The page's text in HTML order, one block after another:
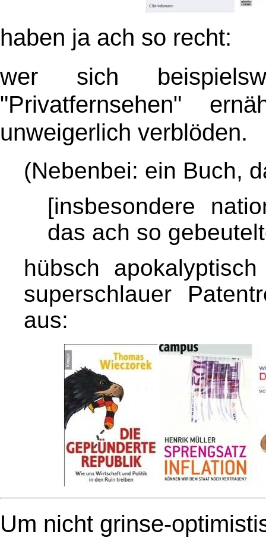
haben ja ach so recht:
wer sich
"Privatfernsehen"
unweigerlich verblöden.
(Nebenbei: ein Buch,
[insbesondere
das ach so
hübsch
superschlauer
aus:
Um nicht grinse-